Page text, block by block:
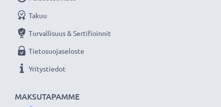
MAKSUTAPAMME
Takuu
Turvallisuus & Sertifioinnit
Tietosuojaseloste
Yritystiedot